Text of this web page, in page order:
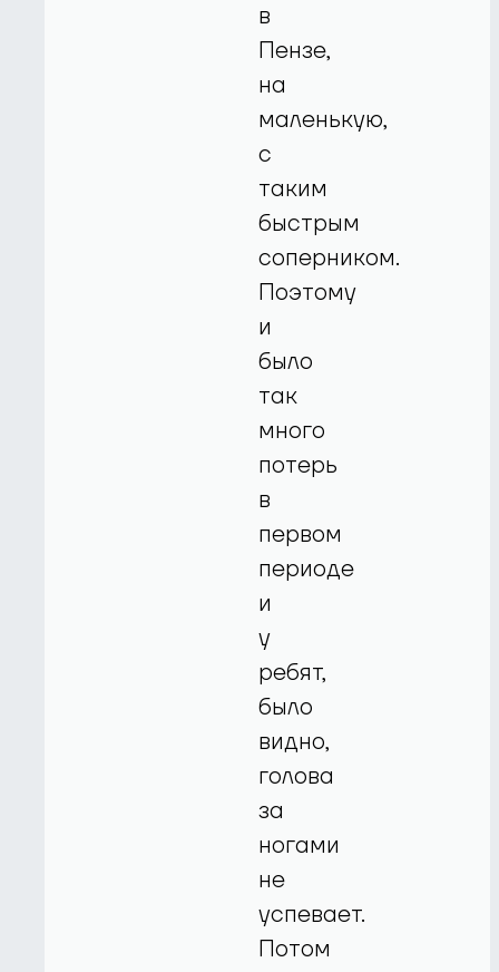
в
Пензе,
на
маленькую,
с
таким
быстрым
соперником.
Поэтому
и
было
так
много
потерь
в
первом
периоде
и
у
ребят,
было
видно,
голова
за
ногами
не
успевает.
Потом